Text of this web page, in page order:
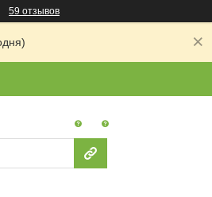
59 отзывов